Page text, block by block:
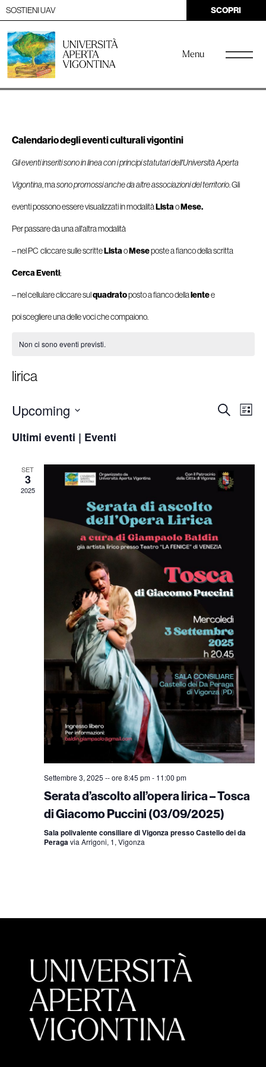
SOSTIENI UAV SCOPRI
Menu
Calendario degli eventi culturali vigontini
Gli eventi inseriti sono in linea con i principi statutari dell'Università Aperta
Vigontina, masono promossi anche da altre associazioni del territorio. Gli
eventi possono essere visualizzati in modalitàListaoMese.
Per passare da una all'altra modalità
– nel PC cliccare sulle scritteListaoMeseposte a fianco della scritta
Cerca Eventi;
– nel cellulare cliccare sulquadratoposto a fianco dellalentee
poi scegliere una delle voci che compaiono.
Non ci sono eventi previsti.
lirica
Eventi
Ricerca
Cerca Lista
Upcoming
la
Ultimi eventi | Eventi
SET
3
2025
Settembre 3, 2025 -- ore 8:45 pm- 11:00 pm
Serata d’ascolto all’opera lirica – Tosca
di Giacomo Puccini (03/09/2025)
Sala polivalente consiliare di Vigonza presso Castello dei da
Peragavia Arrigoni, 1, Vigonza